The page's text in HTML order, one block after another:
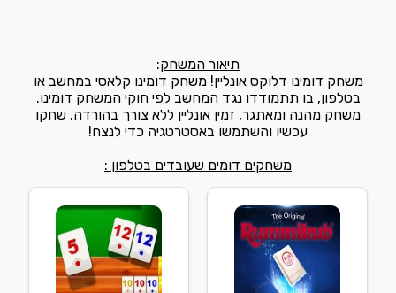
תיאור המשחק:
משחק דומינו דלוקס אונליין! משחק דומינו קלאסי במחשב או
בטלפון, בו תתמודדו נגד המחשב לפי חוקי המשחק דומינו.
משחק מהנה ומאתגר, זמין אונליין ללא צורך בהורדה. שחקו
עכשיו והשתמשו באסטרטגיה כדי לנצח!
משחקים דומים שעובדים בטלפון :